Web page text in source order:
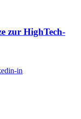
zur HighTech-
in